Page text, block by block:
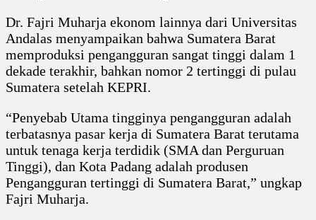
Dr. Fajri Muharja ekonom lainnya dari Universitas
Andalas menyampaikan bahwa Sumatera Barat
memproduksi pengangguran sangat tinggi dalam 1
dekade terakhir, bahkan nomor 2 tertinggi di pulau
Sumatera setelah KEPRI.
“Penyebab Utama tingginya pengangguran adalah
terbatasnya pasar kerja di Sumatera Barat terutama
untuk tenaga kerja terdidik (SMA dan Perguruan
Tinggi), dan Kota Padang adalah produsen
Pengangguran tertinggi di Sumatera Barat,” ungkap
Fajri Muharja.